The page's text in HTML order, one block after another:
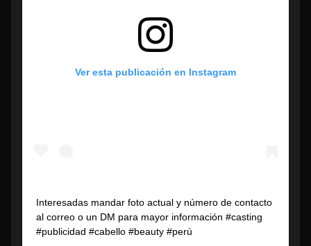
Ver esta publicación en Instagram
Interesadas mandar foto actual y número de contacto
al correo o un DM para mayor información #casting
#publicidad #cabello #beauty #perú